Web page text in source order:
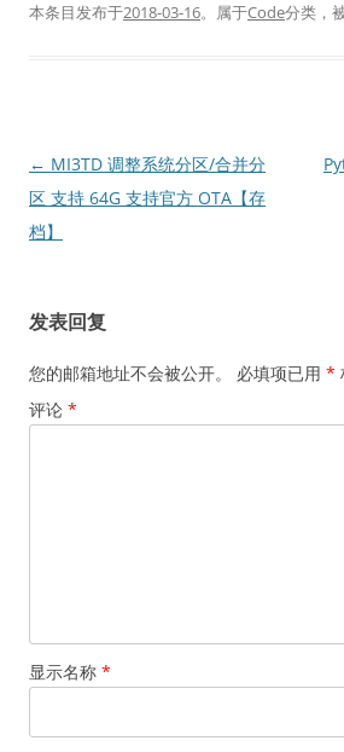
本条目发布于2018-03-16。属于Code分类，
文
章
导
← MI3TD 调整系统分区/合并分
区 支持 64G 支持官方 OTA【存
档】
发表回复
您的邮箱地址不会被公开。 必填项已用 *
评论 *
显示名称 *